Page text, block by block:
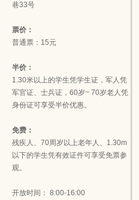
巷33号
票价：
普通票：15元
半价：
1.30米以上的学生凭学生证，军人凭
军官证、士兵证，60岁~ 70岁老人凭
身份证可享受半价优惠。
免费：
残疾人、70周岁以上老年人、1.30m
以下的学生凭有效证件可享受免票参
观。
开放时间： 8:00-16:00